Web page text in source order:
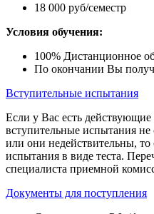
18 000 руб/семестр
Условия обучения:
100% Дистанционное
По окончании Вы
Вступительные испытания
Если у Вас есть действующие
вступительные испытания не
или они недействительны, то
испытания в виде теста.
специалиста приемной
Документы для поступления